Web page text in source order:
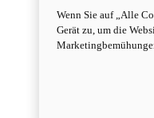
Wenn Sie auf „Alle
Gerät zu, um die